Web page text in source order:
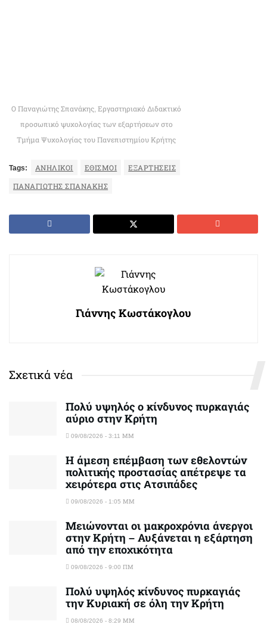
Ο Παναγιώτης Σπανάκης, Εργαστηριακό Διδακτικό
προσωπικό ψυχολογίας των εξαρτήσεων στο
Τμήμα Ψυχολογίας του Πανεπιστημίου Κρήτης
Tags: ΑΝΗΛΙΚΟΙ ΕΘΙΣΜΟΙ ΕΞΑΡΤΉΣΕΙΣ
ΠΑΝΑΓΙΩΤΗΣ ΣΠΑΝΑΚΗΣ
Γιάννης Κωστάκογλου
Σχετικά νέα
Πολύ υψηλός ο κίνδυνος πυρκαγιάς
αύριο στην Κρήτη
09/08/2026 - 3:11 ΜΜ
Η άμεση επέμβαση των εθελοντών
πολιτικής προστασίας απέτρεψε τα
χειρότερα στις Aτσιπάδες
09/08/2026 - 1:05 ΜΜ
Μειώνονται οι μακροχρόνια άνεργοι
στην Κρήτη – Αυξάνεται η εξάρτηση
από την εποχικότητα
09/08/2026 - 9:00 ΠΜ
Πολύ υψηλός κίνδυνος πυρκαγιάς
την Κυριακή σε όλη την Κρήτη
08/08/2026 - 8:29 ΜΜ